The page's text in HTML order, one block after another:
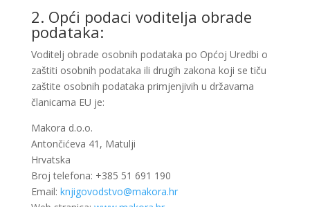
2. Opći podaci voditelja obrade
podataka:
Voditelj obrade osobnih podataka po Općoj Uredbi o
zaštiti osobnih podataka ili drugih zakona koji se tiču
zaštite osobnih podataka primjenjivih u državama
članicama EU je:
Makora d.o.o.
Antončićeva 41, Matulji
Hrvatska
Broj telefona: +385 51 691 190
Email: knjigovodstvo@makora.hr